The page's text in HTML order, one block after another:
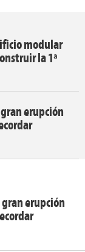
modular
la 1ª
erupción
gran erupción